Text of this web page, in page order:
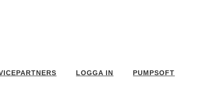
LOGGA IN PUMPSOFT